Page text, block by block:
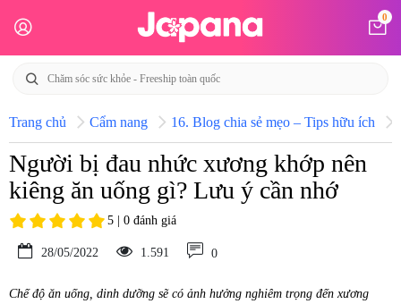
0
Trang chủ Cẩm nang 16. Blog chia sẻ mẹo – Tips hữu ích
Người bị đau nhức xương khớp nên
kiêng ăn uống gì? Lưu ý cần nhớ
5 | 0 đánh giá
28/05/2022 1.591 0
Chế độ ăn uống, dinh dưỡng sẽ có ảnh hưởng nghiêm trọng đến xương